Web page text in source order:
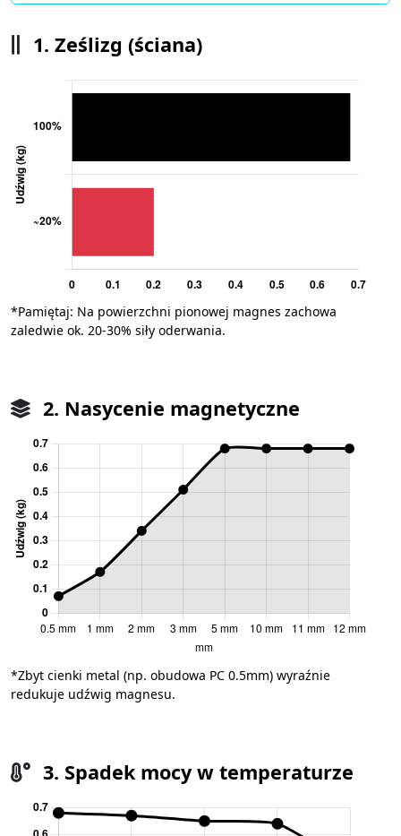
1. Ześlizg (ściana)
*Pamiętaj: Na powierzchni pionowej magnes zachowa
zaledwie ok. 20-30% siły oderwania.
2. Nasycenie magnetyczne
*Zbyt cienki metal (np. obudowa PC 0.5mm) wyraźnie
redukuje udźwig magnesu.
3. Spadek mocy w temperaturze